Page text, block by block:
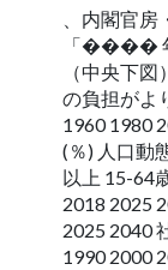
、内閣官
「����
（中央下
の負担がよ
1960 1980
(％) 人口動
以上 15-64
2018 2025
2025 2040
1990 2000